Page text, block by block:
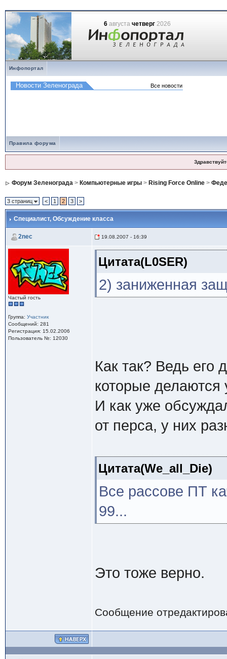
6августа четверг2026
Инфопортал
Правила форума
Форум Зеленограда> Компьютерные игры> Rising Force Online>
3 страниц < 1 2 3 >
Специалист, Обсуждение класса
2nec 19.08.2007 - 16:39
Частый гость
Группа: Участник
Сообщений: 281
Регистрация: 15.02.2006
Пользователь №: 12030
Цитата(L0SER)
2) заниженная
Как так? Ведь его
которые
И как уже
от перса, у них
Цитата(We_all_Die)
Все рассове ПТ
99...
Это тоже верно.
Сообщение